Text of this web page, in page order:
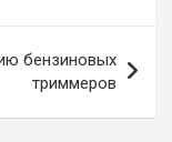
бензиновых
триммеров